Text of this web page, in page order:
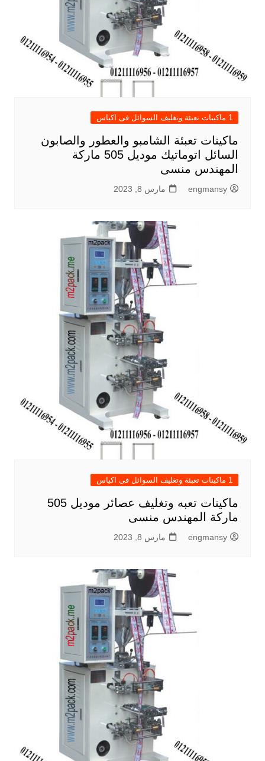
1 ماكينات تعبئة وتغليف السوائل فى اكياس
ماكينات تعبئة الشامبو والعطور والصابون
السائل اتوماتيك موديل 505 ماركة
المهندس منسى
engmansy مارس 8, 2023
1 ماكينات تعبئة وتغليف السوائل فى اكياس
ماكينات تعبه وتغليف عصائر موديل 505
ماركة المهندس منسى
engmansy مارس 8, 2023